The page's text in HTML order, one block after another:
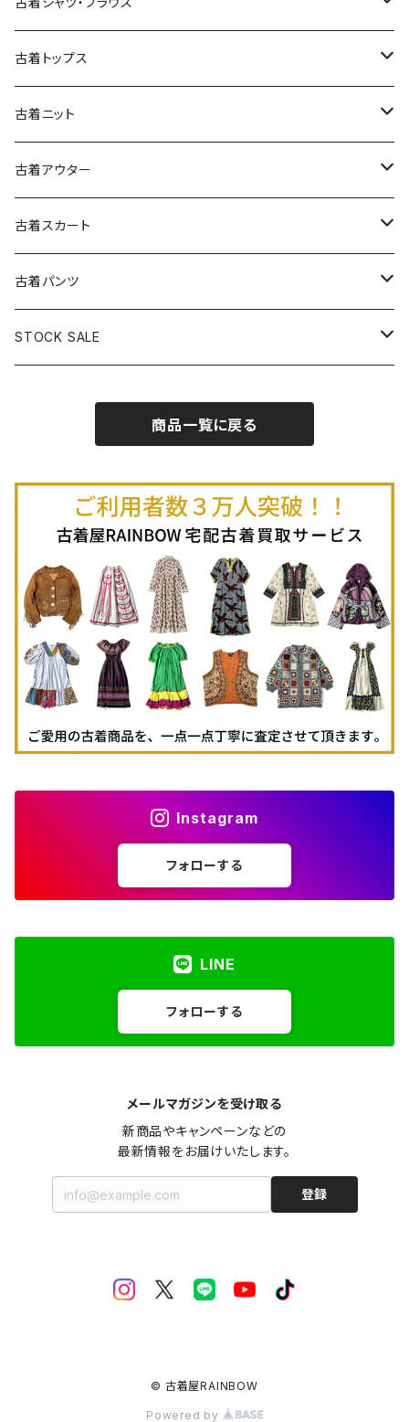
古着半袖ワンピース
古着ノースリーブワンピース
古着キャミソールワンピース
古着ベアトップワンピース
古着オールインワン
古着オーバーオール
古着長袖シャツ・ブラウス
古着半袖シャツ・ブラウス
古着ノースリーブシャツ・ブラウス
古着トップス
古着スウェット&パーカー
古着スウェット
古着パーカー
古着プルオーバー
古着長袖プルオーバー
古着半袖プルオーバー
古着Ｔシャツ
古着長袖Ｔシャツ
古着半袖Ｔシャツ
古着ベスト
古着キャミソール
古着ポロシャツ
古着長袖ポロシャツ
古着スウェット
古着パーカー
古着タンクトップ
古着ニット
古着セーター
古着カーディガン
古着半袖ニット
古着ニットアウター
古着アウター
古着ライトジャケット
古着ライトコート
古着ヘビージャケット
古着羽織り
古着スカート
古着ロング丈スカート (丈76cm-)
古着膝丈スカート (丈56-75cm)
古着ミニ丈スカート (丈56-75cm)
古着パンツ
古着ロング丈パンツ
STOCK SALE
Autumn / Winter
商品一覧に戻る
Instagram
フォローする
LINE
フォローする
メールマガジンを受け取る
新商品やキャンペーンなどの
最新情報をお届けいたします。
登録
© 古着屋RAINBOW
Powered by